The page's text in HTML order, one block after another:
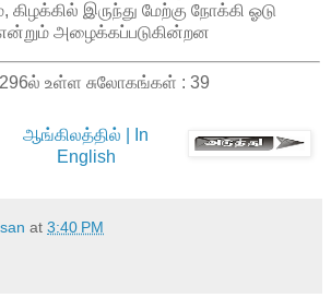
கிழக்கில் இருந்து மேற்கு நோக்கி ஓடு
அழைக்கப்படுகின்றன
296ல் உள்ள சுலோகங்கள் : 39
ஆங்கிலத்தில் | In
English
at 3:40 PM